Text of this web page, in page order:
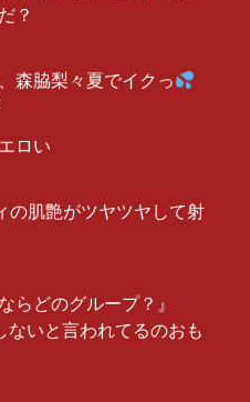
？
森脇梨々夏でイクっ
ロい
の肌艶がツヤツヤして射
らどのグループ？』
ないと言われてるのおも